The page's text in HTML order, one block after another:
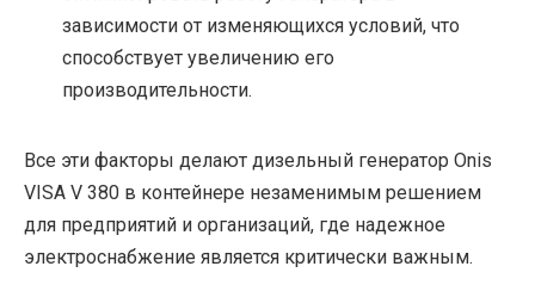
зависимости от изменяющихся условий, что
способствует увеличению его
производительности.
Все эти факторы делают дизельный генератор Onis
VISA V 380 в контейнере незаменимым решением
для предприятий и организаций, где надежное
электроснабжение является критически важным.